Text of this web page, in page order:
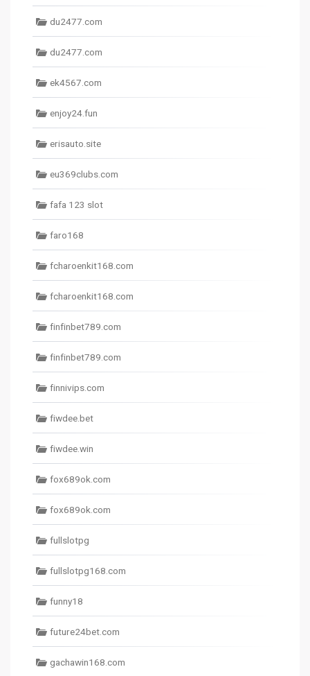
du2477.com
du2477.com
ek4567.com
enjoy24.fun
erisauto.site
eu369clubs.com
fafa 123 slot
faro168
fcharoenkit168.com
fcharoenkit168.com
finfinbet789.com
finfinbet789.com
finnivips.com
fiwdee.bet
fiwdee.win
fox689ok.com
fox689ok.com
fullslotpg
fullslotpg168.com
funny18
future24bet.com
gachawin168.com